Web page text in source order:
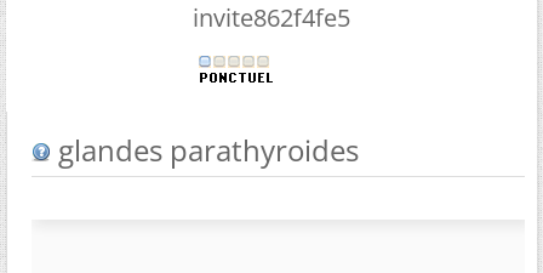
invite862f4fe5
glandes parathyroides